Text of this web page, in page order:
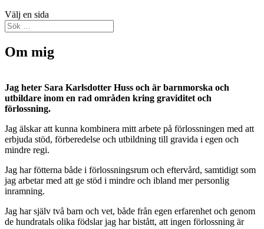
Välj en sida
Om mig
Jag heter Sara Karlsdotter Huss och är barnmorska och
utbildare inom en rad områden kring graviditet och
förlossning.
Jag älskar att kunna kombinera mitt arbete på förlossningen med att
erbjuda stöd, förberedelse och utbildning till gravida i egen och
mindre regi.
Jag har fötterna både i förlossningsrum och eftervård, samtidigt som
jag arbetar med att ge stöd i mindre och ibland mer personlig
inramning.
Jag har själv två barn och vet, både från egen erfarenhet och genom
de hundratals olika födslar jag har bistått, att ingen förlossning är